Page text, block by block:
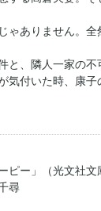
ゃありません。全
と、隣人一家の不
気付いた時、康
ピー」（光文社文
尋